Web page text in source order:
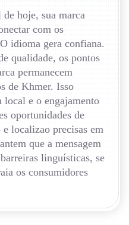
hoje, sua marca
com os
idioma gera confiana.
qualidade, os pontos
permanecem
de Khmer. Isso
e o engajamento
oportunidades de
localizao precisas em
que a mensagem
linguísticas, se
os consumidores